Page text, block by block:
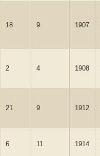
18 9 1907
2 4 1908
21 9 1912
6 11 1914